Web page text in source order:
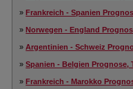
»Frankreich - Spanien
»Norwegen - England
»Argentinien - Schweiz
»Spanien - Belgien Prognose,
»Frankreich - Marokko